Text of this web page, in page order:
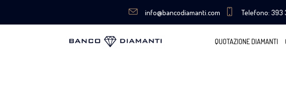
info@bancodiamanti.com Telefono: 393
QUOTAZIONE DIAMANTI